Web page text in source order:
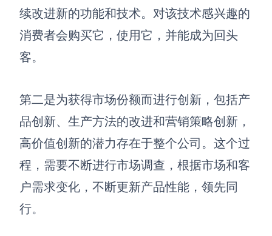
续改进新的功能和技术。对该技术感兴趣的
消费者会购买它，使用它，并能成为回头
客。
第二是为获得市场份额而进行创新，包括产
品创新、生产方法的改进和营销策略创新，
高价值创新的潜力存在于整个公司。这个过
程，需要不断进行市场调查，根据市场和客
户需求变化，不断更新产品性能，领先同
行。